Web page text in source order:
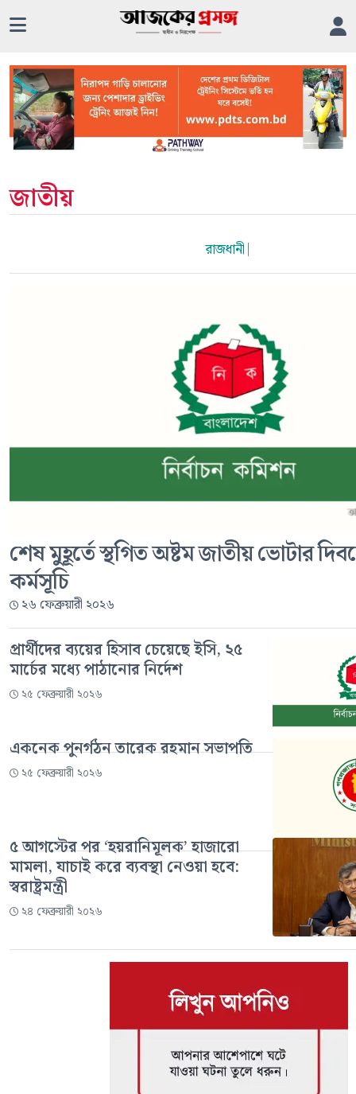
জাতীয়
রাজধানী |
শেষ মুহূর্তে স্থগিত অষ্টম জাতীয় ভোটার
কর্মসূচি
২৬ ফেব্রুয়ারী ২০২৬
প্রার্থীদের ব্যয়ের হিসাব চেয়েছে ইসি, ২৫
মার্চের মধ্যে পাঠানোর নির্দেশ
২৫ ফেব্রুয়ারী ২০২৬
একনেক পুনর্গঠন তারেক রহমান সভাপতি
২৫ ফেব্রুয়ারী ২০২৬
৫ আগস্টের পর ‘হয়রানিমূলক’ হাজারো
মামলা, যাচাই করে ব্যবস্থা নেওয়া হবে:
স্বরাষ্ট্রমন্ত্রী
২৪ ফেব্রুয়ারী ২০২৬